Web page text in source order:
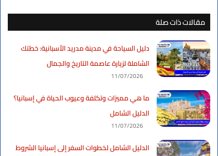
مقالات ذات صلة
دليل السياحة في مدينة مدريد الأسبانية: خطتك
الشاملة لزيارة عاصمة التاريخ والجمال
11/07/2026
ما هي مميزات وتكلفة وعيوب الحياة في إسبانيا؟
الدليل الشامل
11/07/2026
الدليل الشامل لخطوات السفر إلى إسبانيا الشروط